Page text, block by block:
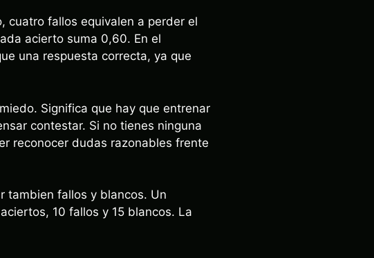
cuatro fallos equivalen a perder el
acierto suma 0,60. En el
una respuesta correcta, ya que
Significa que hay que entrenar
contestar. Si no tienes ninguna
reconocer dudas razonables frente
tambien fallos y blancos. Un
10 fallos y 15 blancos. La